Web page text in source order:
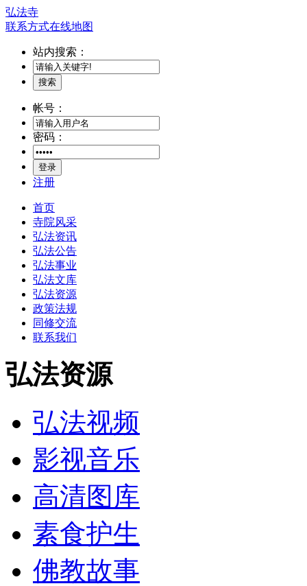
弘法寺
联系方式在线地图
站内搜索：
搜索
帐号：
密码：
登录
注册
首页
寺院风采
弘法资讯
弘法公告
弘法事业
弘法文库
弘法资源
政策法规
同修交流
联系我们
弘法资源
弘法视频
影视音乐
高清图库
素食护生
佛教故事